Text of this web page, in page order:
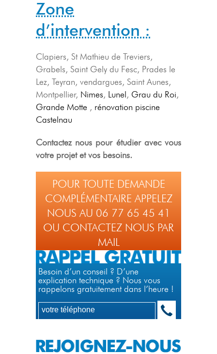
Zone
d’intervention :
Clapiers, St Mathieu de Treviers,
Grabels, Saint Gely du Fesc, Prades le
Lez, Teyran, vendargues, Saint Aunes,
Montpellier, Nimes, Lunel, Grau du Roi,
Grande Motte , rénovation piscine
Castelnau
Contactez nous pour étudier avec vous
votre projet et vos besoins.
POUR TOUTE DEMANDE
COMPLÉMENTAIRE APPELEZ
NOUS AU 06 77 65 45 41
OU CONTACTEZ NOUS PAR
MAIL
Besoin d’un conseil ? D’une
explication technique ? Nous vous
rappelons gratuitement dans l’heure !